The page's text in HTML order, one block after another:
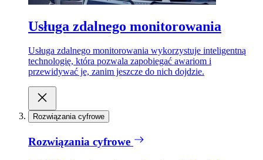
Usługa zdalnego monitorowania
Usługa zdalnego monitorowania wykorzystuje inteligentną
technologię, która pozwala zapobiegać awariom i
przewidywać je, zanim jeszcze do nich dojdzie.
Rozwiązania cyfrowe
Rozwiązania cyfrowe